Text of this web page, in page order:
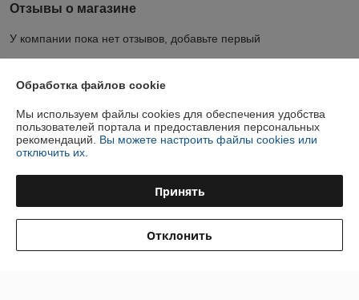
Отзывы о магазине
У компании пока нет отзывов, добавьте первый
О нас
Контакты
Доставка и оплата
Обработка файлов cookie
Мы используем файлы cookies для обеспечения удобства
пользователей портала и предоставления персональных
рекомендаций. Вы можете настроить файлы cookies или
отключить их.
Принять
Отклонить